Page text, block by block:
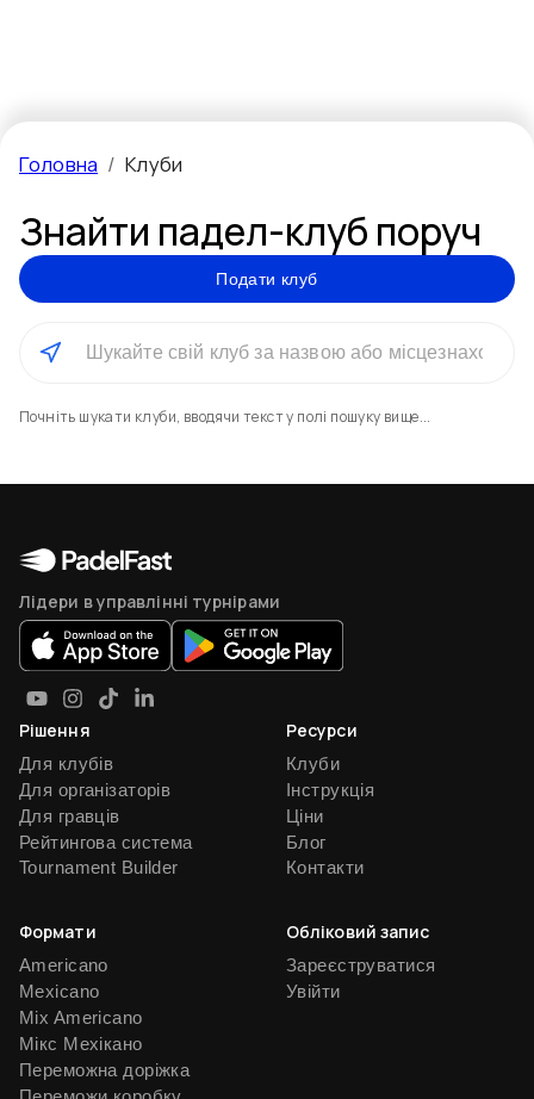
Головна / Клуби
Знайти падел-клуб поруч
Подати клуб
Почніть шукати клуби, вводячи текст у полі пошуку вище...
Лідери в управлінні турнірами
Рішення
Для клубів
Для організаторів
Для гравців
Рейтингова система
Tournament Builder
Ресурси
Клуби
Інструкція
Ціни
Блог
Контакти
Формати
Americano
Mexicano
Mix Americano
Мікс Мехікано
Переможна доріжка
Обліковий запис
Зареєструватися
Увійти